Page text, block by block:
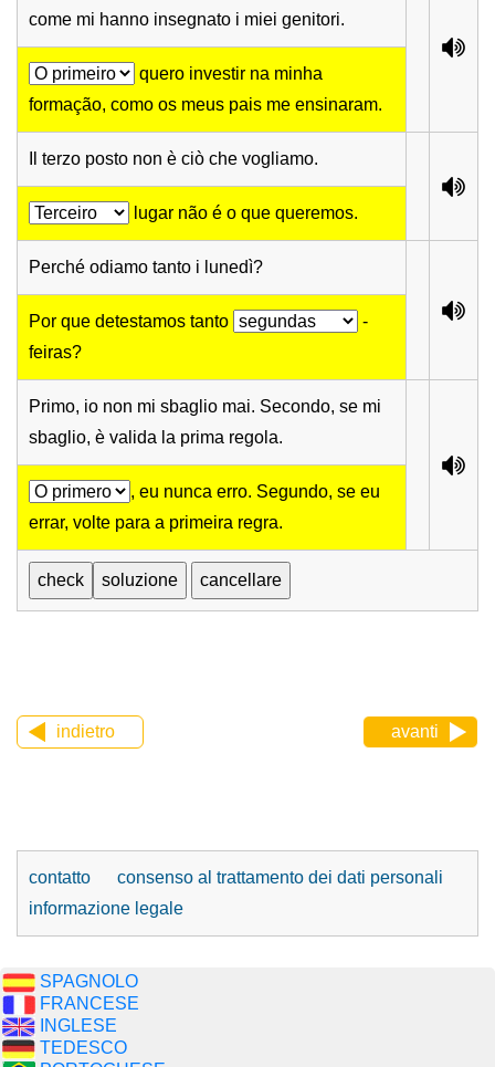
come mi hanno insegnato i miei genitori.
quero investir na minha
formação, como os meus pais me ensinaram.
Il terzo posto non è ciò che vogliamo.
lugar não é o que queremos.
Perché odiamo tanto i lunedì?
Por que detestamos tanto
-
feiras?
Primo, io non mi sbaglio mai. Secondo, se mi
sbaglio, è valida la prima regola.
, eu nunca erro. Segundo, se eu
errar, volte para a primeira regra.
indietro avanti
contatto
consenso al trattamento dei dati personali
informazione legale
SPAGNOLO
FRANCESE
INGLESE
TEDESCO